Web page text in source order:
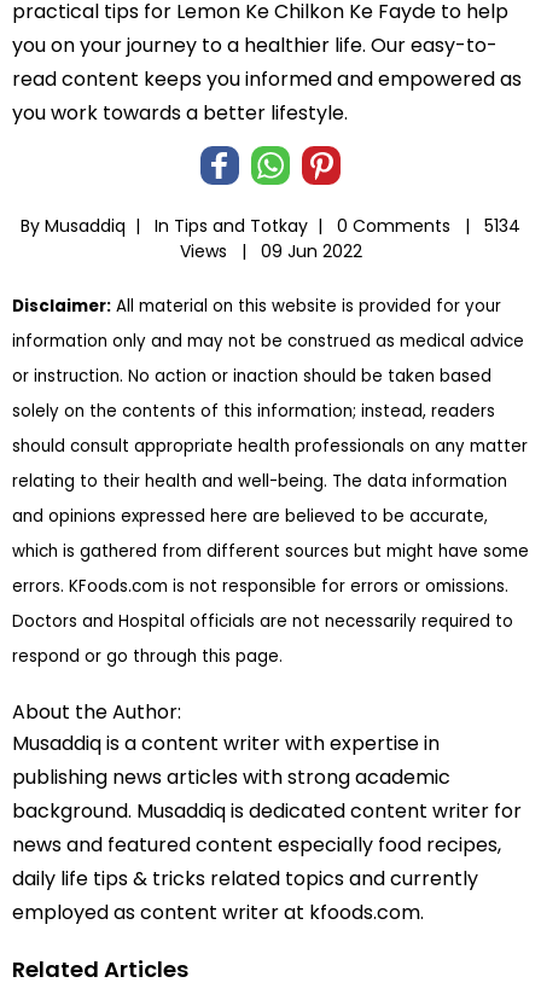
practical tips for Lemon Ke Chilkon Ke Fayde to help
you on your journey to a healthier life. Our easy-to-
read content keeps you informed and empowered as
you work towards a better lifestyle.
By Musaddiq | In Tips and Totkay | 0 Comments |
5134
Views |
09 Jun 2022
Disclaimer: All material on this website is provided for your
information only and may not be construed as medical advice
or instruction. No action or inaction should be taken based
solely on the contents of this information; instead, readers
should consult appropriate health professionals on any matter
relating to their health and well-being. The data information
and opinions expressed here are believed to be accurate,
which is gathered from different sources but might have some
errors. KFoods.com is not responsible for errors or omissions.
Doctors and Hospital officials are not necessarily required to
respond or go through this page.
About the Author:
Musaddiq is a content writer with expertise in
publishing news articles with strong academic
background. Musaddiq is dedicated content writer for
news and featured content especially food recipes,
daily life tips & tricks related topics and currently
employed as content writer at kfoods.com.
Related Articles